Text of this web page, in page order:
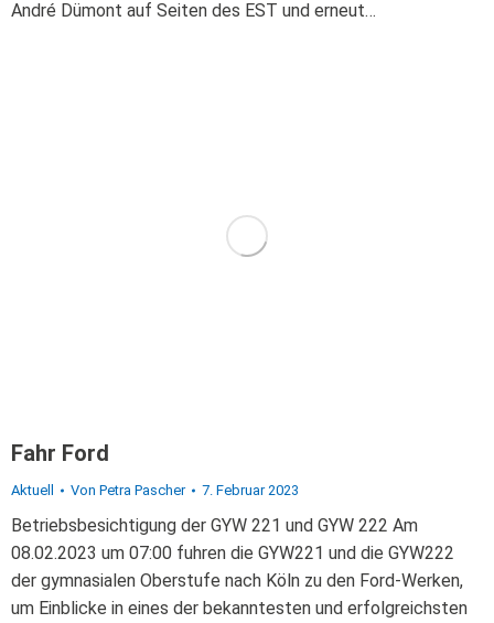
André Dümont auf Seiten des EST und erneut…
Fahr Ford
Aktuell Von Petra Pascher 7. Februar 2023
Betriebsbesichtigung der GYW 221 und GYW 222 Am
08.02.2023 um 07:00 fuhren die GYW221 und die GYW222
der gymnasialen Oberstufe nach Köln zu den Ford-Werken,
um Einblicke in eines der bekanntesten und erfolgreichsten